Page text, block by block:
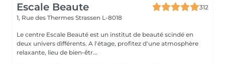
Escale Beaute
312
1, Rue des Thermes Strassen L-8018
Le centre Escale Beauté est un institut de beauté scindé en
deux univers différents. A l'étage, profitez d'une atmosphère
relaxante, lieu de bien-êtr...